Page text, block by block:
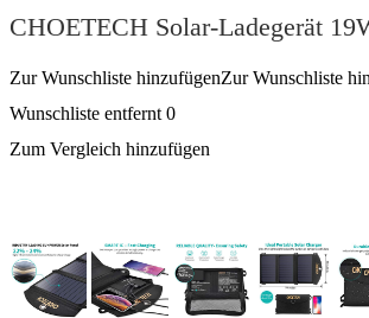
CHOETECH Solar-Ladegerät
Zur Wunschliste hinzufügenZur Wunschliste
Wunschliste entfernt 0
Zum Vergleich hinzufügen